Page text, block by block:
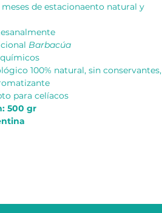
meses de estacionaento natural y
Barbacúa
100% natural, sin conservantes,
para celíacos
500 gr